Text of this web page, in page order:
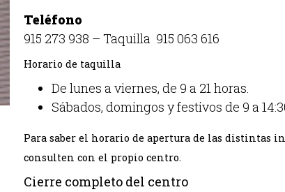
Teléfono
915 273 938 – Taquilla 915 063 616
Horario de taquilla
De lunes a viernes, de 9 a 21 horas.
Sábados, domingos y festivos de 9 a
Para saber el horario de apertura de las distintas
consulten con el propio centro.
Cierre completo del centro